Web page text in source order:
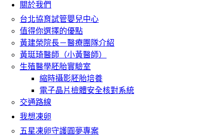
關於我們
台北協育試管嬰兒中心
值得你選擇的優點
黃建榮院長－醫療團隊介紹
黃珽琦醫師（小黃醫師）
生殖醫學胚胎實驗室
縮時攝影胚胎培養
電子晶片檢體安全核對系統
交通路線
我想凍卵
五星凍卵守護圓夢專案